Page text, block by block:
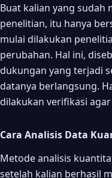
Buat kalian yang sudah
penelitian, itu hanya
mulai dilakukan
perubahan. Hal ini,
dukungan yang terjadi
datanya berlangsung.
dilakukan verifikasi
Cara Analisis Data
Metode analisis
setelah kalian berhasil